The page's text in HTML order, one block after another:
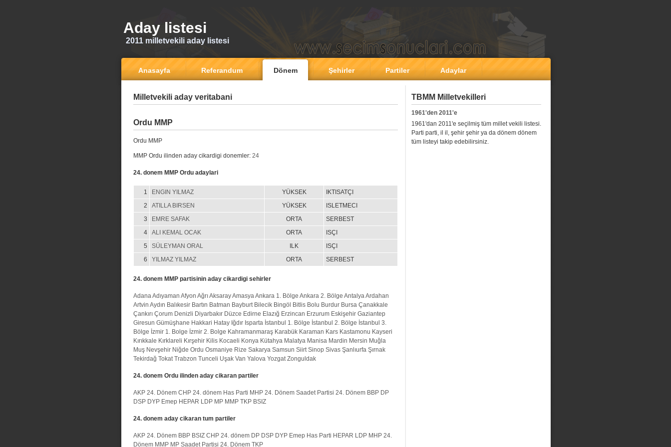
Aday listesi
2011 milletvekili aday listesi
Anasayfa Referandum Dönem Şehirler Partiler Adaylar
Milletvekili aday veritabani
Ordu MMP
Ordu MMP
MMP Ordu ilinden aday cikardigi donemler: 24
24. donem MMP Ordu adaylari
1 ENGIN YILMAZ YÜKSEK
IKTISATÇI
2
ATILLA BIRSEN YÜKSEK
ISLETMECI
3
EMRE SAFAK ORTA
SERBEST
4
ALI KEMAL OCAK ORTA
ISÇI
5
SÜLEYMAN ORAL ILK
ISÇI
6
YILMAZ YILMAZ ORTA SERBEST
24. donem MMP partisinin aday cikardigi sehirler
AdanaAdıyaman Afyon AğrıAksarayAmasyaAnkara 1. Bölge Ankara 2. Bölge AntalyaArdahan
Artvin Aydın Balıkesir Bartın Batman Bayburt Bilecik Bingöl Bitlis Bolu Burdur Bursa Çanakkale
Çankırı Çorum Denizli Diyarbakır Düzce Edirne Elazığ Erzincan Erzurum Eskişehir Gaziantep
Giresun Gümüşhane Hakkari Hatay Iğdır Isparta İstanbul 1. Bölge İstanbul 2. Bölge İstanbul 3.
Bölge İzmir 1. Bolge İzmir 2. Bolge Kahramanmaraş Karabük Karaman Kars Kastamonu Kayseri
Kırıkkale Kırklareli Kırşehir Kilis Kocaeli Konya Kütahya Malatya Manisa Mardin Mersin Muğla
Muş Nevşehir Niğde Ordu Osmaniye Rize Sakarya Samsun Siirt Sinop Sivas Şanlıurfa Şırnak
Tekirdağ Tokat Trabzon Tunceli Uşak Van Yalova Yozgat Zonguldak
24. donem Ordu ilinden aday cikaran partiler
AKP 24. Dönem CHP 24. dönem Has Parti MHP 24. Dönem Saadet Partisi 24. Dönem BBP DP
DSP DYP Emep HEPAR LDP MP MMP TKP BSIZ
24. donem aday cikaran tum partiler
AKP 24. Dönem BBP BSIZ CHP 24. dönem DP DSP DYP Emep Has Parti HEPAR LDP MHP 24.
Dönem MMP MP Saadet Partisi 24. Dönem TKP
TBMM Milletvekilleri
1961'den 2011'e
1961'dan 2011'e seçilmiş tüm millet vekili listesi.
Parti parti, il il, şehir şehir ya da dönem dönem
tüm listeyi takip edebilirsiniz.